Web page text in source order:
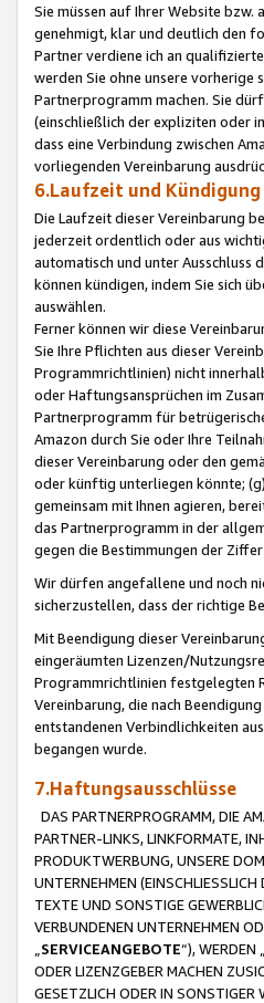
Sie müssen auf Ihrer Website
genehmigt, klar und deutlich den
Partner verdiene ich an
werden Sie ohne unsere vorherige
Partnerprogramm machen. Sie
(einschließlich der expliziten oder
dass eine Verbindung zwischen
vorliegenden Vereinbarung
6.Laufzeit und Kündigung
Die Laufzeit dieser Vereinbarung
jederzeit ordentlich oder aus
automatisch und unter Ausschluss
können kündigen, indem Sie sich
auswählen.
Ferner können wir diese
Sie Ihre Pflichten aus dieser
Programmrichtlinien) nicht
oder Haftungsansprüchen im
Partnerprogramm für
Amazon durch Sie oder Ihre
dieser Vereinbarung oder den
oder künftig unterliegen könnte;
gemeinsam mit Ihnen agieren,
das Partnerprogramm in der
gegen die Bestimmungen der
Wir dürfen angefallene und noch
sicherzustellen, dass der richtige
Mit Beendigung dieser
eingeräumten Lizenzen/
Programmrichtlinien festgelegten
Vereinbarung, die nach
entstandenen Verbindlichkeiten
begangen wurde.
7.Haftungsausschlüsse
DAS PARTNERPROGRAMM, DIE
PARTNER-LINKS, LINKFORMATE,
PRODUKTWERBUNG, UNSERE
UNTERNEHMEN
TEXTE UND SONSTIGE
VERBUNDENEN UNTERNEHMEN
SERVICEANGEBOTE“), WERDEN
ODER LIZENZGEBER MACHEN
GESETZLICH ODER IN SONSTIGER